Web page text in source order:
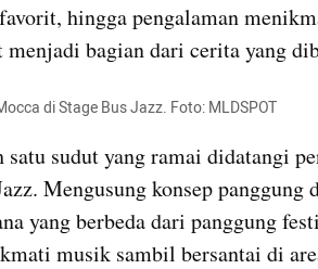
hingga pengalaman
menjadi bagian dari cerita yang
di Stage Bus Jazz. Foto: MLDSPOT
satu sudut yang ramai didatangi
Mengusung konsep panggung
yang berbeda dari panggung
musik sambil bersantai di